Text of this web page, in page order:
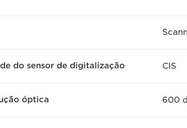
do sensor de digitalização CIS
óptica 600